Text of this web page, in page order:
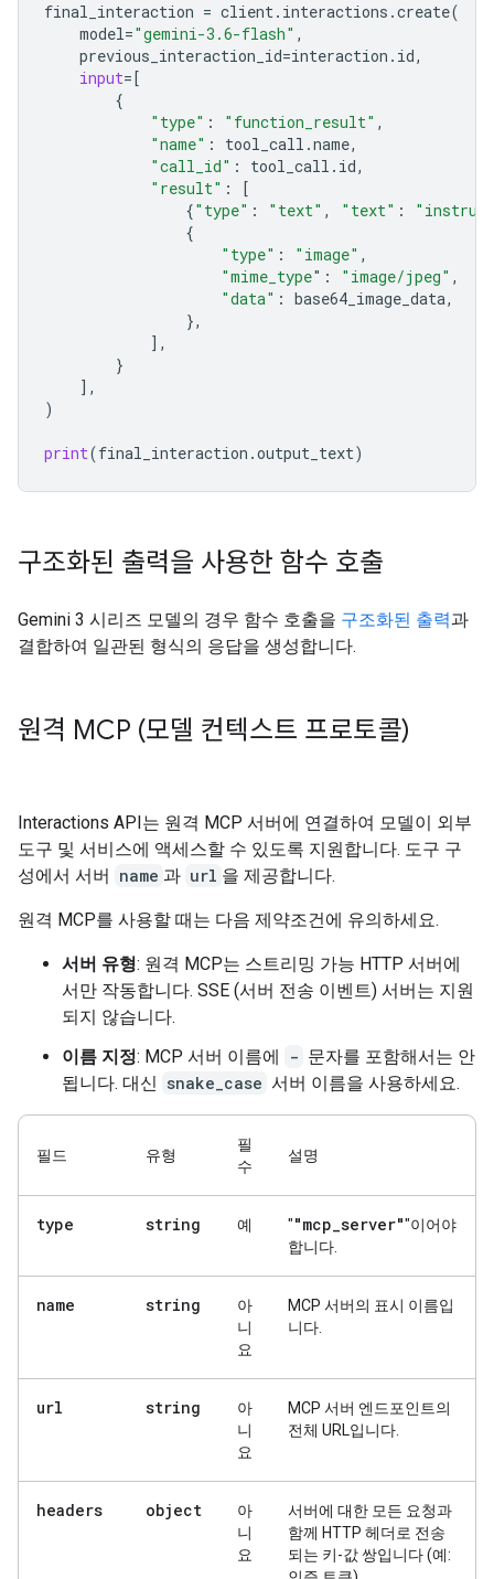
final_interaction = client. interactions .create(
model="gemini-3.6-flash" ,
previous_interaction_id=interaction . id,
input= [
{
"type" : "function_result" ,
"name" : tool_call .name,
"call_id" : tool_call . id,
"result" :
[
{"type" : "text" , "text" :
{
"type" : "image" ,
"mime_type" : "image/jpeg" ,
"data" : base64_image_data,
},
],
}
],
)
print(final_interaction .output_text)
구조화된 출력을 사용한 함수 호출
Gemini 3 시리즈 모델의 경우 함수 호출을 구조화된 출력과
결합하여 일관된 형식의 응답을 생성합니다.
원격 MCP (모델 컨텍스트 프로토콜)
Interactions API는 원격 MCP 서버에 연결하여 모델이 외부
도구 및 서비스에 액세스할 수 있도록 지원합니다. 도구 구
성에서 서버
name 과 url 을 제공합니다.
원격 MCP를 사용할 때는 다음 제약조건에 유의하세요.
서버 유형: 원격 MCP는 스트리밍 가능 HTTP 서버에
서만 작동합니다. SSE (서버 전송 이벤트) 서버는 지원
되지 않습니다.
이름 지정: MCP 서버 이름에 - 문자를 포함해서는 안
됩니다. 대신 snake_case 서버 이름을 사용하세요.
필드 유형
필
수
설명
type string 예 ""mcp_server""이어야
합니다.
name string
아
니
요
MCP 서버의 표시 이름입
니다.
url string
아
니
요
MCP 서버 엔드포인트의
전체 URL입니다.
headers object
아
니
요
서버에 대한 모든 요청과
함께 HTTP 헤더로 전송
되는 키-값 쌍입니다 (예: